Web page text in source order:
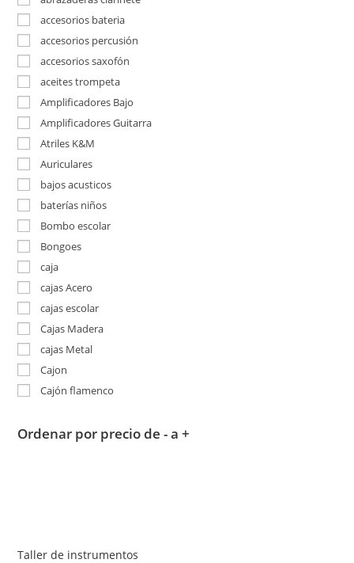
accesorios bateria
accesorios percusión
accesorios saxofón
aceites trompeta
Amplificadores Bajo
Amplificadores Guitarra
Atriles K&M
Auriculares
bajos acusticos
baterías niños
Bombo escolar
Bongoes
caja
cajas Acero
cajas escolar
Cajas Madera
cajas Metal
Cajon
Cajón flamenco
Ordenar por precio de - a +
Taller de instrumentos